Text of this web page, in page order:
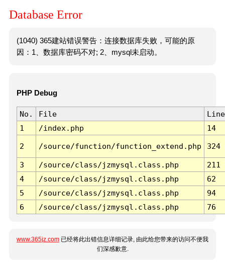
Database Error
(1040) 365建站错误警告：连接数据库失败，可能的原
因：1、数据库密码不对; 2、mysql未启动。
PHP Debug
No. File
Line
1
/index.php 14
2 /source/function/function_extend.php 324
3 /source/class/jzmysql.class.php
211
4
/source/class/jzmysql.class.php
62
5
/source/class/jzmysql.class.php
94
6
/source/class/jzmysql.class.php 76
www.365jz.com 已经将此出错信息详细记录, 由此给您带来的访问不便我
们深感歉意.